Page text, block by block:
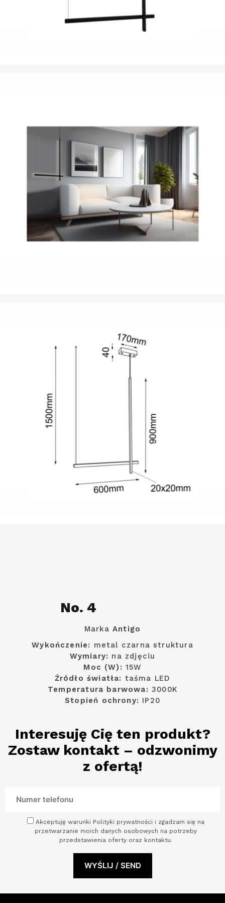
No. 4
Marka Antigo
Wykończenie: metal czarna struktura
Wymiary: na zdjęciu
Moc (W): 15W
Źródło światła: taśma LED
Temperatura barwowa: 3000K
Stopień ochrony: IP20
Interesuję Cię ten produkt?
Zostaw kontakt – odzwonimy
z ofertą!
Akceptuję warunki Polityki prywatności i zgadzam się na
przetwarzanie moich danych osobowych na potrzeby
przedstawienia oferty oraz kontaktu.